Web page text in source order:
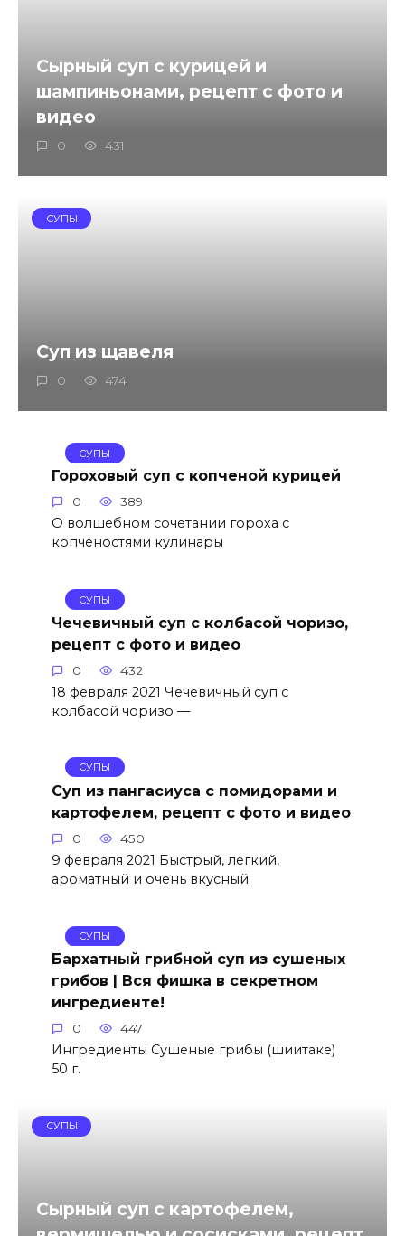
Сырный суп с курицей и
шампиньонами, рецепт с фото и
видео
0 431
СУПЫ
Суп из щавеля
0 474
СУПЫ
Гороховый суп с копченой курицей
0 389
О волшебном сочетании гороха с
копченостями кулинары
СУПЫ
Чечевичный суп с колбасой чоризо,
рецепт с фото и видео
0 432
18 февраля 2021 Чечевичный суп с
колбасой чоризо —
СУПЫ
Суп из пангасиуса с помидорами и
картофелем, рецепт с фото и видео
0 450
9 февраля 2021 Быстрый, легкий,
ароматный и очень вкусный
СУПЫ
Бархатный грибной суп из сушеных
грибов | Вся фишка в секретном
ингредиенте!
0 447
Ингредиенты Сушеные грибы (шиитаке)
50 г.
СУПЫ
Сырный суп с картофелем,